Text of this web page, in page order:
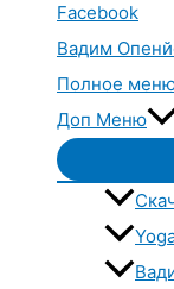
Facebook
Вадим
Полное
Доп Меню